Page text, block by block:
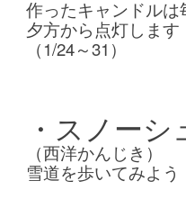
作ったキャンドルは
夕方から点灯します
（1/24～31）
・スノーシ
（西洋かんじき）
雪道を歩いてみよう